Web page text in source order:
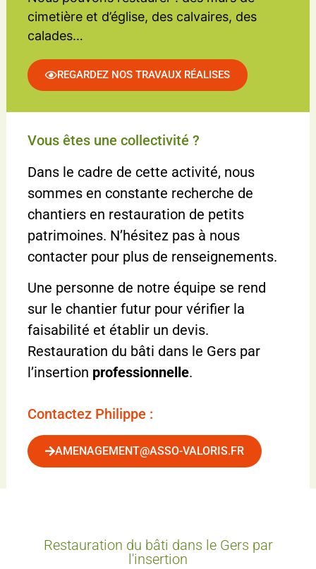
cimetière et d’église, des calvaires, des
calades…
REGARDEZ NOS TRAVAUX RÉALISES
Vous êtes une collectivité ?
Dans le cadre de cette activité, nous
sommes en constante recherche de
chantiers en restauration de petits
patrimoines. N’hésitez pas à nous
contacter pour plus de renseignements.
Une personne de notre équipe se rend
sur le chantier futur pour vérifier la
faisabilité et établir un devis.
Restauration du bâti dans le Gers par
l’insertion professionnelle.
Contactez Philippe :
AMENAGEMENT@ASSO-VALORIS.FR
Restauration du bâti dans le Gers par
l'insertion